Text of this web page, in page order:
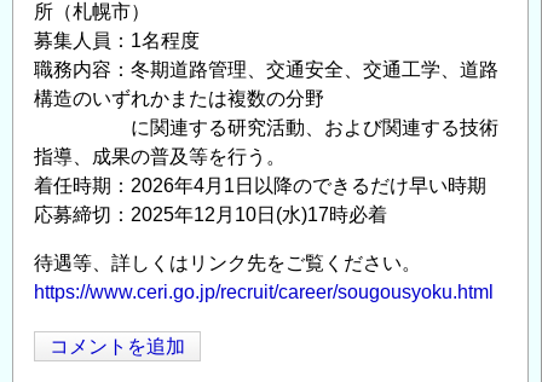
所（札幌市）
募集人員：1名程度
職務内容：冬期道路管理、交通安全、交通工学、道路
構造のいずれかまたは複数の分野
に関連する研究活動、および関連する技術
指導、成果の普及等を行う。
着任時期：2026年4月1日以降のできるだけ早い時期
応募締切：2025年12月10日(水)17時必着
待遇等、詳しくはリンク先をご覧ください。
https://www.ceri.go.jp/recruit/career/sougousyoku.html
コメントを追加